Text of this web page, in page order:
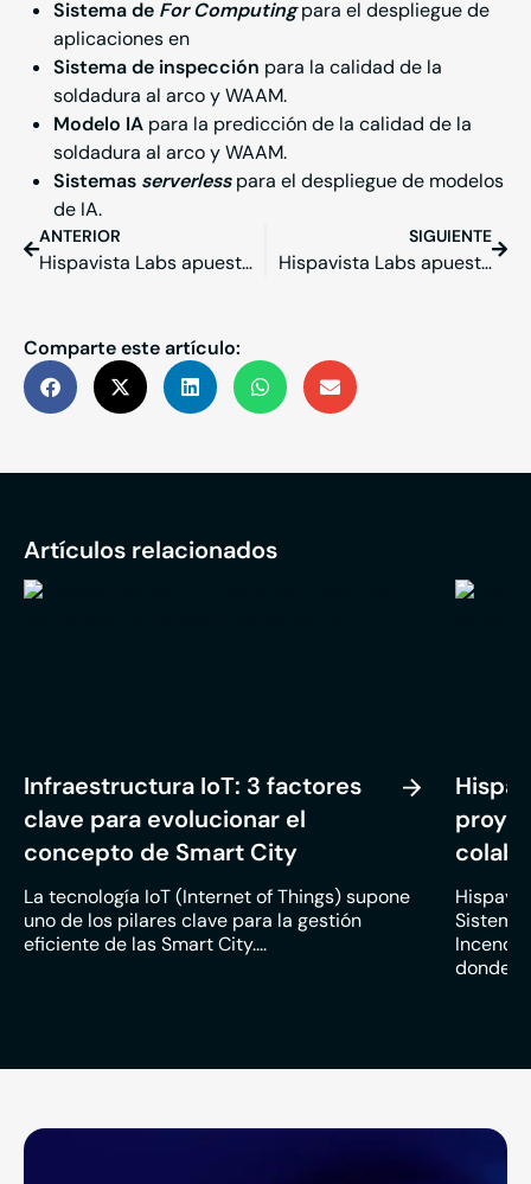
Sistema de For Computingpara el despliegue de
aplicaciones en
Sistema de inspección para la calidad de la
soldadura al arco y WAAM.
Modelo IA para la predicción de la calidad de la
soldadura al arco y WAAM.
Sistemas serverlesspara el despliegue de modelos
de IA.
ANTERIOR
Hispavista Labs apuesta por la Inteligencia Artificial con Pantallas Interactivas
SIGUIENTE
Hispavista Labs apuesta por el desarrollo de una plataforma orientada a la gestión de procesos industriales
Comparte este artículo:
Artículos relacionados
Infraestructura IoT: 3 factores
clave para evolucionar el
concepto de Smart City
La tecnología IoT (Internet of Things) supone
uno de los pilares clave para la gestión
eficiente de las Smart City....
Sistema
donde